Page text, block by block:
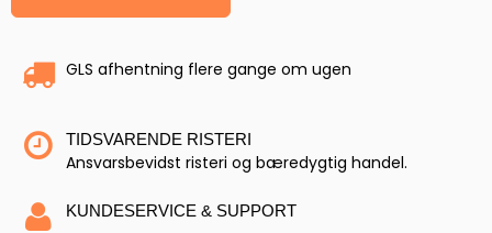
GLS afhentning flere gange om ugen
TIDSVARENDE RISTERI
Ansvarsbevidst risteri og bæredygtig handel.
KUNDESERVICE & SUPPORT